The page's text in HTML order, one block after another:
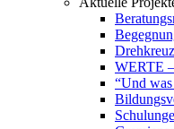
WERTE
“Und